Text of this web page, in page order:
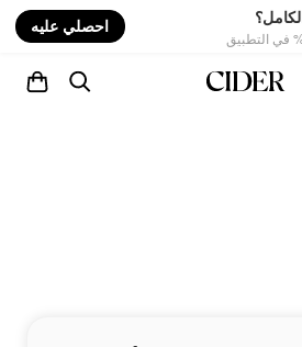
احصلي عليه